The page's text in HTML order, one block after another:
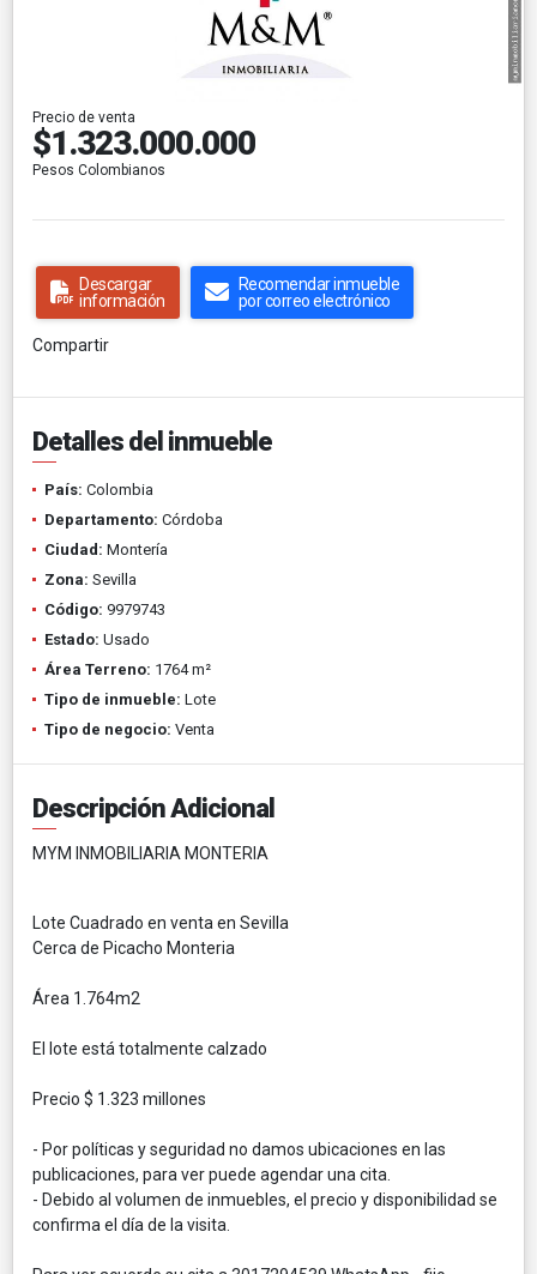
Precio de venta
$1.323.000.000
Pesos Colombianos
Descargar
información
Recomendar inmueble
por correo electrónico
Compartir
Detalles del inmueble
País: Colombia
Departamento: Córdoba
Ciudad: Montería
Zona: Sevilla
Código: 9979743
Estado: Usado
Área Terreno: 1764 m²
Tipo de inmueble: Lote
Tipo de negocio: Venta
Descripción Adicional
MYM INMOBILIARIA MONTERIA
Lote Cuadrado en venta en Sevilla
Cerca de Picacho Monteria
Área 1.764m2
El lote está totalmente calzado
Precio $ 1.323 millones
- Por políticas y seguridad no damos ubicaciones en las
publicaciones, para ver puede agendar una cita.
- Debido al volumen de inmuebles, el precio y disponibilidad se
confirma el día de la visita.